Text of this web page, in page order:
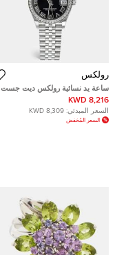
رولكس
ساعة يد نسائية رولكس ديت جست
أسود 31 مم
8,216 KWD
السعر المبدئي: 8,309 KWD
السعر المُخفض